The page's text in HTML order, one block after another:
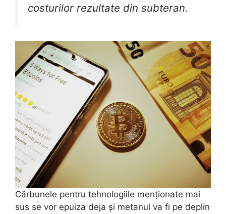
costurilor rezultate din subteran.
Cărbunele pentru tehnologiile menționate mai
sus se vor epuiza deja și metanul va fi pe deplin